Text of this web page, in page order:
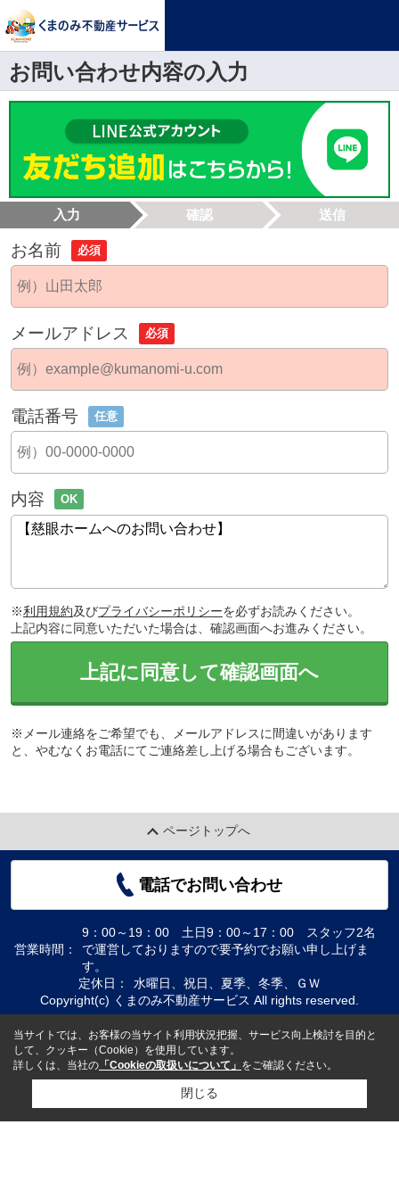
お問い合わせ内容の入力
入力 確認 送信
お名前 必須
メールアドレス 必須
電話番号 任意
内容 OK
※利用規約及びプライバシーポリシーを必ずお読みください。
上記内容に同意いただいた場合は、確認画面へお進みください。
上記に同意して確認画面へ
※メール連絡をご希望でも、メールアドレスに間違いがあります
と、やむなくお電話にてご連絡差し上げる場合もございます。
ページトップへ
電話でお問い合わせ
営業時間：
9：00～19：00 土日9：00～17：00 スタッフ2名
で運営しておりますので要予約でお願い申し上げま
す。
定休日：
水曜日、祝日、夏季、冬季、ＧＷ
Copyright(c) くまのみ不動産サービス All rights reserved.
当サイトでは、お客様の当サイト利用状況把握、サービス向上検討を目的と
して、クッキー（Cookie）を使用しています。
詳しくは、当社の 「Cookieの取扱いについて」 をご確認ください。
閉じる